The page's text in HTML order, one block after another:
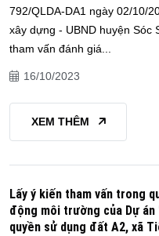
792/QLDA-DA1 ngày 02/10/
xây dựng - UBND huyện Sóc
tham vấn đánh giá...
16/10/2023
XEM THÊM
Lấy ý kiến tham vấn trong
động môi trường của Dự
quyền sử dụng đất A2, xã